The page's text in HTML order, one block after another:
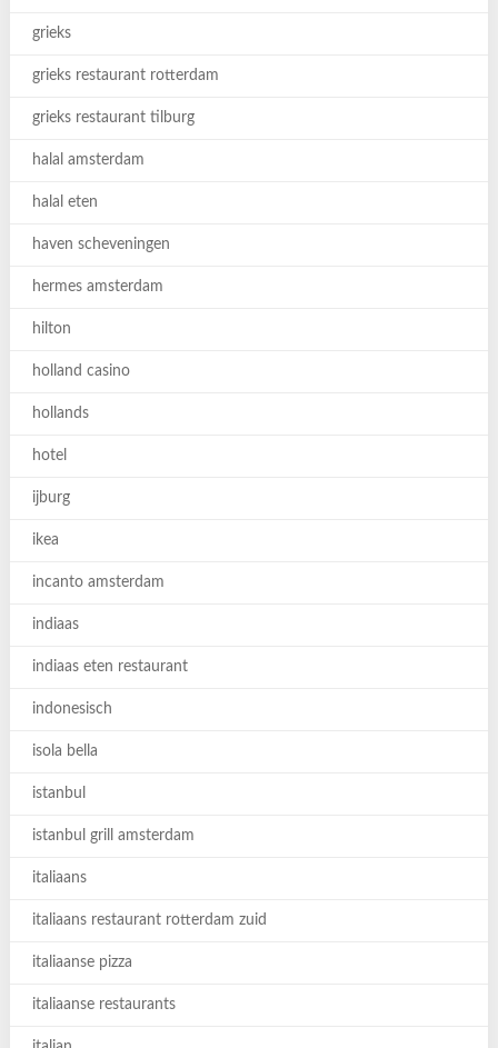
grieks
grieks restaurant rotterdam
grieks restaurant tilburg
halal amsterdam
halal eten
haven scheveningen
hermes amsterdam
hilton
holland casino
hollands
hotel
ijburg
ikea
incanto amsterdam
indiaas
indiaas eten restaurant
indonesisch
isola bella
istanbul
istanbul grill amsterdam
italiaans
italiaans restaurant rotterdam zuid
italiaanse pizza
italiaanse restaurants